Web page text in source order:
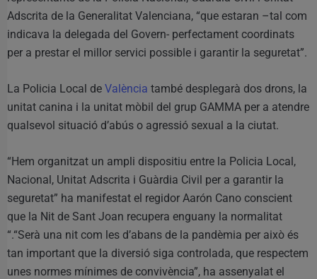
Adscrita de la Generalitat Valenciana, “que estaran –tal com
indicava la delegada del Govern- perfectament coordinats
per a prestar el millor servici possible i garantir la seguretat”.
La Policia Local de València també desplegarà dos drons, la
unitat canina i la unitat mòbil del grup GAMMA per a atendre
qualsevol situació d’abús o agressió sexual a la ciutat.
“Hem organitzat un ampli dispositiu entre la Policia Local,
Nacional, Unitat Adscrita i Guàrdia Civil per a garantir la
seguretat” ha manifestat el regidor Aarón Cano conscient
que la Nit de Sant Joan recupera enguany la normalitat
“.“Serà una nit com les d’abans de la pandèmia per això és
tan important que la diversió siga controlada, que respectem
unes normes mínimes de convivència”, ha assenyalat el